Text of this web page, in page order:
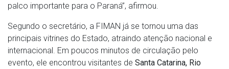
palco importante para o Paraná”, afirmou.
Segundo o secretário, a FIMAN já se tornou uma das
principais vitrines do Estado, atraindo atenção nacional e
internacional. Em poucos minutos de circulação pelo
evento, ele encontrou visitantes de Santa Catarina, Rio